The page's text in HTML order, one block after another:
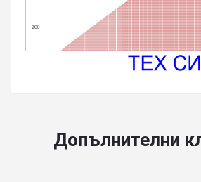
Допълнителни